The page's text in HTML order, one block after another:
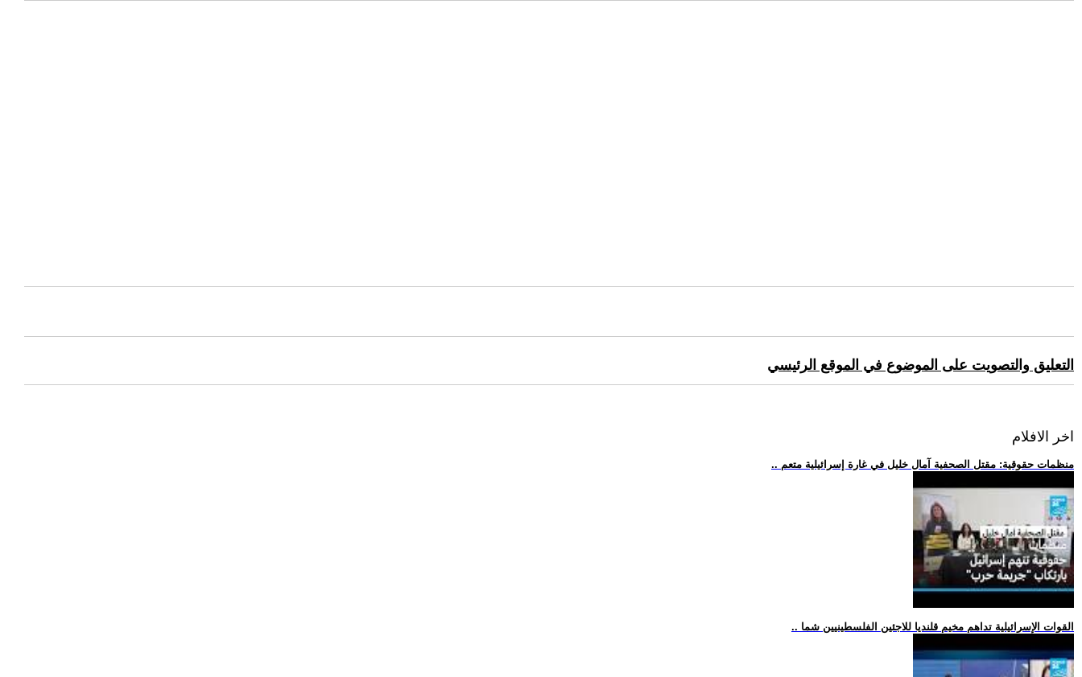
التعليق والتصويت على الموضوع في الموقع الرئيسي
اخر الافلام
.. منظمات حقوقية: مقتل الصحفية آمال خليل في غارة إسرائيلية متعم
.. القوات الإسرائيلية تداهم مخيم قلنديا للاجئين الفلسطينيين شما